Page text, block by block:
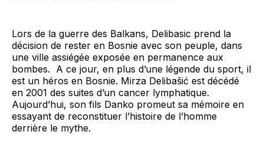
Lors de la guerre des Balkans, Delibasic prend la
décision de rester en Bosnie avec son peuple, dans
une ville assiégée exposée en permanence aux
bombes. A ce jour, en plus d’une légende du sport, il
est un héros en Bosnie. Mirza Delibašić est décédé
en 2001 des suites d’un cancer lymphatique.
Aujourd’hui, son fils Danko promeut sa mémoire en
essayant de reconstituer l’histoire de l’homme
derrière le mythe.